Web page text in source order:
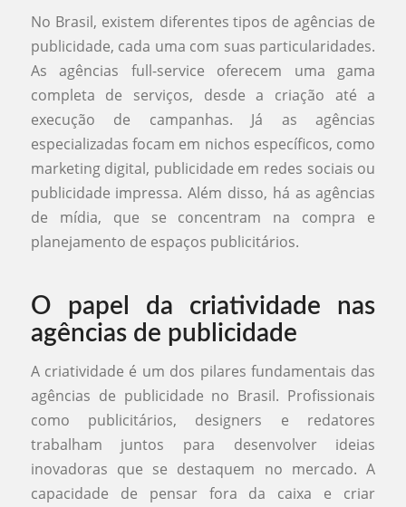
No Brasil, existem diferentes tipos de agências de
publicidade, cada uma com suas particularidades.
As agências full-service oferecem uma gama
completa de serviços, desde a criação até a
execução de campanhas. Já as agências
especializadas focam em nichos específicos, como
marketing digital, publicidade em redes sociais ou
publicidade impressa. Além disso, há as agências
de mídia, que se concentram na compra e
planejamento de espaços publicitários.
O papel da criatividade nas
agências de publicidade
A criatividade é um dos pilares fundamentais das
agências de publicidade no Brasil. Profissionais
como publicitários, designers e redatores
trabalham juntos para desenvolver ideias
inovadoras que se destaquem no mercado. A
capacidade de pensar fora da caixa e criar